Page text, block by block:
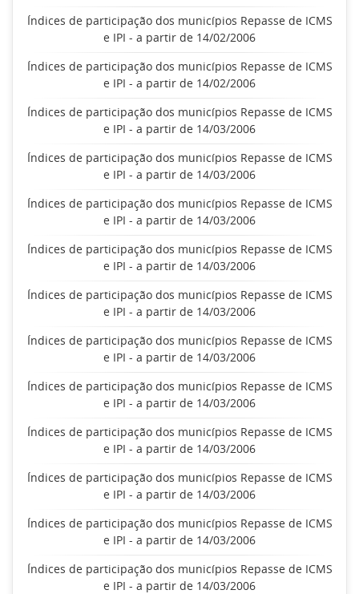
Índices de participação dos municípios Repasse de ICMS
e IPI - a partir de 14/02/2006
Índices de participação dos municípios Repasse de ICMS
e IPI - a partir de 14/02/2006
Índices de participação dos municípios Repasse de ICMS
e IPI - a partir de 14/03/2006
Índices de participação dos municípios Repasse de ICMS
e IPI - a partir de 14/03/2006
Índices de participação dos municípios Repasse de ICMS
e IPI - a partir de 14/03/2006
Índices de participação dos municípios Repasse de ICMS
e IPI - a partir de 14/03/2006
Índices de participação dos municípios Repasse de ICMS
e IPI - a partir de 14/03/2006
Índices de participação dos municípios Repasse de ICMS
e IPI - a partir de 14/03/2006
Índices de participação dos municípios Repasse de ICMS
e IPI - a partir de 14/03/2006
Índices de participação dos municípios Repasse de ICMS
e IPI - a partir de 14/03/2006
Índices de participação dos municípios Repasse de ICMS
e IPI - a partir de 14/03/2006
Índices de participação dos municípios Repasse de ICMS
e IPI - a partir de 14/03/2006
Índices de participação dos municípios Repasse de ICMS
e IPI - a partir de 14/03/2006